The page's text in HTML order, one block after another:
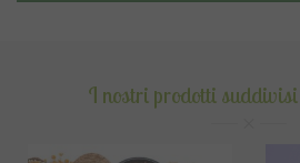
I nostri prodotti